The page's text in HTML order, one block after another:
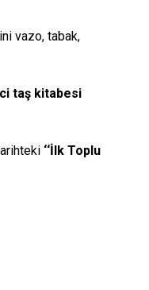
vazo, tabak,
taş kitabesi
‘‘İlk Toplu